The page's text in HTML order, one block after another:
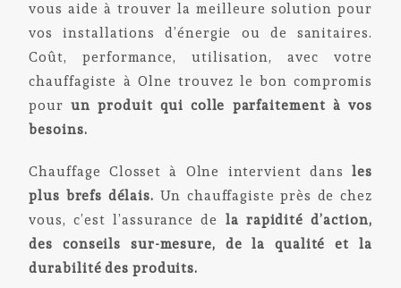
vous aide à trouver la meilleure solution pour
vos installations d’énergie ou de sanitaires.
Coût, performance, utilisation, avec votre
chauffagiste à Olne trouvez le bon compromis
pour un produit qui colle parfaitement à vos
besoins.
Chauffage Closset à Olne intervient dans les
plus brefs délais. Un chauffagiste près de chez
vous, c’est l’assurance de la rapidité d’action,
des conseils sur-mesure, de la qualité et la
durabilité des produits.